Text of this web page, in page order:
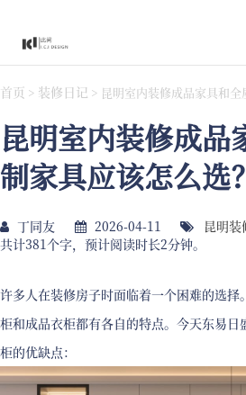
首页 > 装修日记 > 昆明室内装修成品家具和全
昆明室内装修成品
制家具应该怎么选？
丁同友 2026-04-11 昆明装
共计381个字，预计阅读时长2分钟。
许多人在装修房子时面临着一个困难的选
柜和成品衣柜都有各自的特点。今天东易日
柜的优缺点：